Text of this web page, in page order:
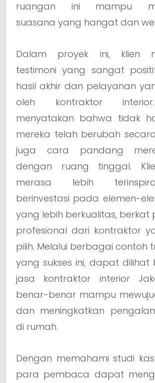
ruangan ini mampu
suasana yang hangat dan
Dalam proyek ini, klien
testimoni yang sangat
hasil akhir dan pelayanan
oleh kontraktor
menyatakan bahwa tidak
mereka telah berubah
juga cara pandang
dengan ruang tinggal.
merasa lebih
berinvestasi pada elemen-
yang lebih berkualitas, berkat
profesional dari kontraktor
pilih. Melalui berbagai contoh
yang sukses ini, dapat dilihat
jasa kontraktor interior
benar-benar mampu
dan meningkatkan
di rumah.
Dengan memahami studi
para pembaca dapat